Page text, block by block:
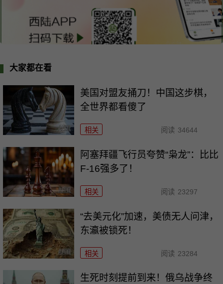
大家都在看
美国对盟友捅刀！中国这步棋，
全世界都看傻了
相关 阅读 34644
阿塞拜疆飞行员夸赞“枭龙”：比比
F-16强多了！
相关 阅读 23297
“去美元化”加速，美债无人问津，
东瀛被锁死！
相关 阅读 23284
生死时刻提前到来！俄乌战争终